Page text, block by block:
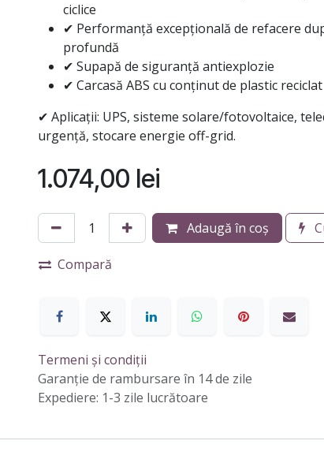
ciclice
✔ Performanță excepțională de refacere
profundă
✔ Supapă de siguranță antiexplozie
✔ Carcasă ABS cu conținut de plastic reciclat
✔ Aplicații: UPS, sisteme solare/fotovoltaice,
urgență, stocare energie off-grid.
1.074,00 lei
Adaugă în coș
Compară
Termeni și condiții
Garanție de rambursare în 14 de zile
Expediere: 1-3 zile lucrătoare